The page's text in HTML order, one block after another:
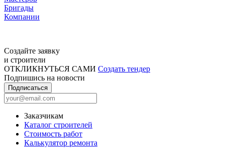
Бригады
Компании
Создайте заявку
и строители
ОТКЛИКНУТЬСЯ САМИ Создать тендер
Подпишись на новости
Подписаться
Заказчикам
Каталог строителей
Стоимость работ
Калькулятор ремонта